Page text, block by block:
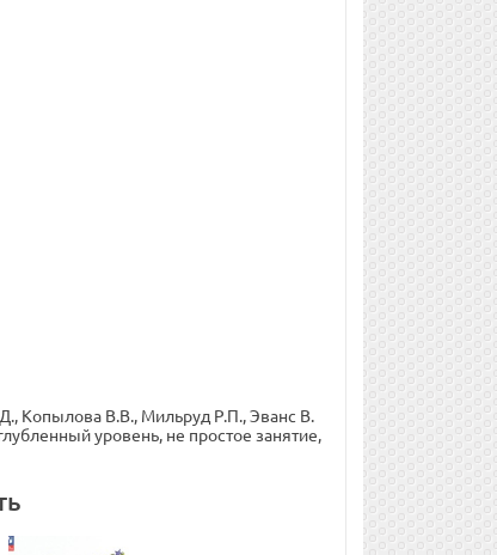
Копылова В.В., Мильруд Р.П., Эванс В.
уровень, не простое занятие,